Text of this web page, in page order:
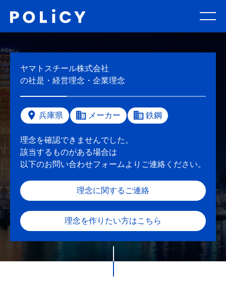
ヤマトスチール株式会社
の社是・経営理念・企業理念
兵庫県 メーカー 鉄鋼
理念を確認できませんでした。
該当するものがある場合は
以下のお問い合わせフォームよりご連絡ください。
理念に関するご連絡
理念を作りたい方はこちら